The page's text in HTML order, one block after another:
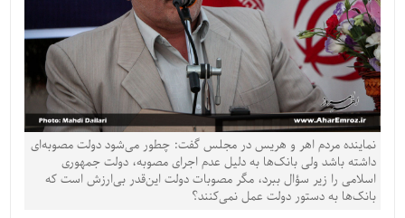
نماینده مردم اهر و هریس در مجلس گفت: چطور می‌شود دولت مصوبه‌ای
داشته باشد ولی بانک‌ها به دلیل عدم اجرای مصوبه، دولت جمهوری
اسلامی را زیر سؤال ببرد، مگر مصوبات دولت این‌قدر بی‌ارزش است که
بانک‌ها به دستور دولت عمل نمی‌کنند؟